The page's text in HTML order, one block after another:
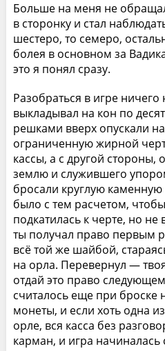
Больше на меня не
в сторонку и стал
шестеро, то семеро,
болея в основном за
это я понял сразу.
Разобраться в игре
выкладывал на кон по
решками вверх опускали
ограниченную жирной
кассы, а с другой стороны,
землю и служившего
бросали круглую
было с тем расчетом,
подкатилась к черте, но
ты получал право первым
всё той же шайбой,
на орла. Перевернул —
отдай это право
считалось еще при броске
монеты, и если хоть одна
орле, вся касса без
карман, и игра начиналась